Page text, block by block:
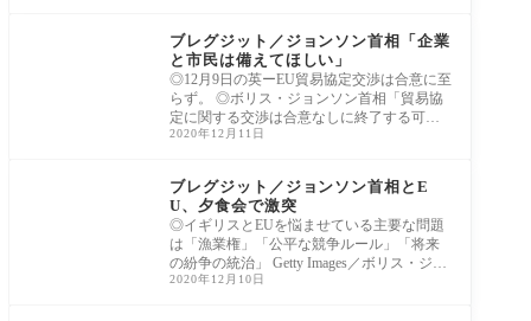
ブレグジット／ジョンソン首相「企業
と市民は備えてほしい」
◎12月9日の英ーEU貿易協定交渉は合意に至
らず。 ◎ボリス・ジョンソン首相「貿易協
定に関する交渉は合意なしに終了する可能
性が高
2020年12月11日
ブレグジット／ジョンソン首相とE
U、夕食会で激突
◎イギリスとEUを悩ませている主要な問題
は「漁業権」「公平な競争ルール」「将来
の紛争の統治」 Getty Images／ボリス・ジョ
ンソン首
2020年12月10日